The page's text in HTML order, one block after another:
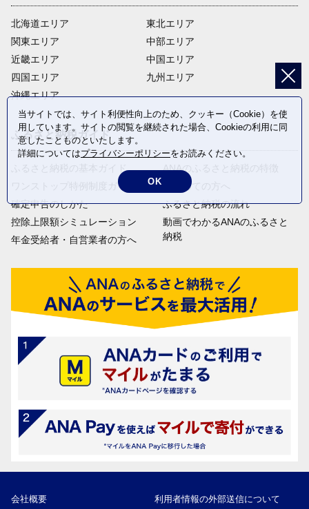
北海道エリア
関東エリア
近畿エリア
四国エリア
沖縄エリア
東北エリア
中部エリア
中国エリア
九州エリア
ふるさと納税ガイド
ふるさと納税の基本ガイド
ワンストップ特例制度ガイド
確定申告のしかた
控除上限額シミュレーション
年金受給者・自営業者の方へ
ANAのふるさと納税の特徴
はじめての方へ
ふるさと納税の流れ
動画でわかるANAのふるさと
納税
会社概要 利用者情報の外部送信について
当サイトでは、サイト利便性向上のため、クッキー（Cookie）を使
用しています。サイトの閲覧を継続された場合、Cookieの利用に同
意したことものといたします。
詳細についてはプライバシーポリシーをお読みください。
OK